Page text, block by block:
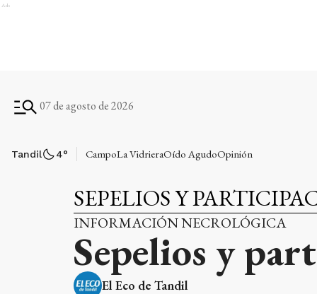
Ads
07 de agosto de 2026
Tandil 4° CampoLa VidrieraOído AgudoOpinión
SEPELIOS Y
INFORMACIÓN NECROLÓGICA
Sepelios y
El Eco de Tandil